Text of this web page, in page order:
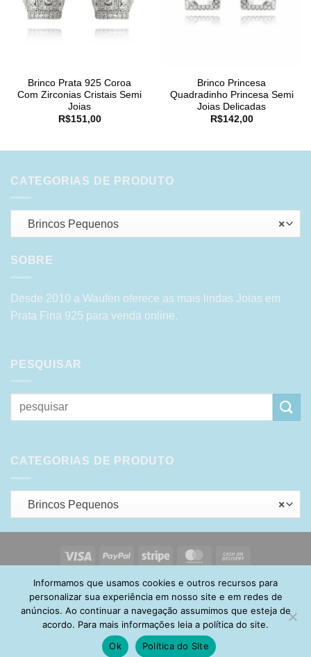
Brinco Prata 925 Coroa
Com Zirconias Cristais Semi
Joias
R$151,00
Brinco Princesa
Quadradinho Princesa Semi
Joias Delicadas
R$142,00
CATEGORIAS DE PRODUTO
×
Brincos Pequenos
SOBRE
Desde 2010 a Waufen oferece as mais lindas Joias em
Prata Fina 925 para venda online.
PESQUISAR
Pesquisar
por:
CATEGORIAS DE PRODUTO
×
Brincos Pequenos
Visa PayPal Stripe MasterCard
Delivery
HOME SOBRE POLÍTICA DE PRIVACIDADE
ENTREGA
TROCA E DEVOLUÇÃO
GARANTIA FAQ
CARRINHO
MINHA CONTA
CONTATO
Informamos que usamos cookies e outros recursos para
personalizar sua experiência em nosso site e em redes de
anúncios. Ao continuar a navegação assumimos que esteja de
acordo. Para mais informações leia a política do site.
Ok
Política do Site